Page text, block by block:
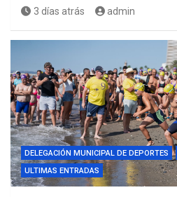
3 días atrás admin
DELEGACIÓN MUNICIPAL DE DEPORTES
ULTIMAS ENTRADAS